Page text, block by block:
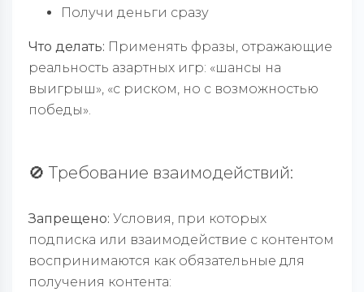
Получи деньги сразу
Что делать: Применять фразы, отражающие
реальность азартных игр: «шансы на
выигрыш», «с риском, но с возможностью
победы».
🚫 Требование взаимодействий:
Запрещено: Условия, при которых
подписка или взаимодействие с контентом
воспринимаются как обязательные для
получения контента: